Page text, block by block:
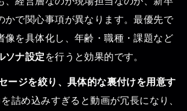
かで関心事項が異なります。最優先で
像を具体化し、年齢・職種・課題など
ソナ設定 を行うと効果的です。
ージを絞り、具体的な裏付けを用意す
詰め込みすぎると動画が冗長になり、